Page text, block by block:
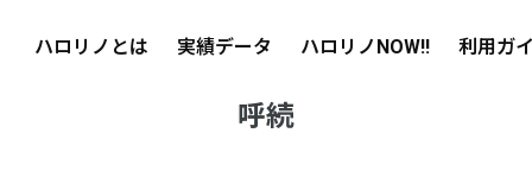
ハロリノとは 実績データ ハロリノNOW!! 利用ガ
呼続